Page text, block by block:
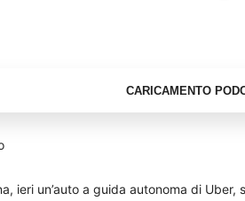
ieri un’auto a guida autonoma di